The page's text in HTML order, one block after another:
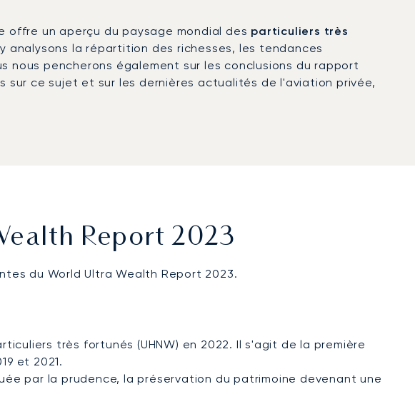
offre un aperçu du paysage mondial des particuliers très
y analysons la répartition des richesses, les tendances
pencherons également sur les conclusions du rapport
sur ce sujet et sur les dernières actualités de l'aviation privée,
Report 2023
du World Ultra Wealth Report 2023.
très fortunés (UHNW) en 2022. Il s'agit de la première
et 2021.
par la prudence, la préservation du patrimoine devenant une